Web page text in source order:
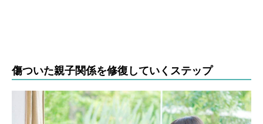
傷ついた親子関係を修復していくステップ